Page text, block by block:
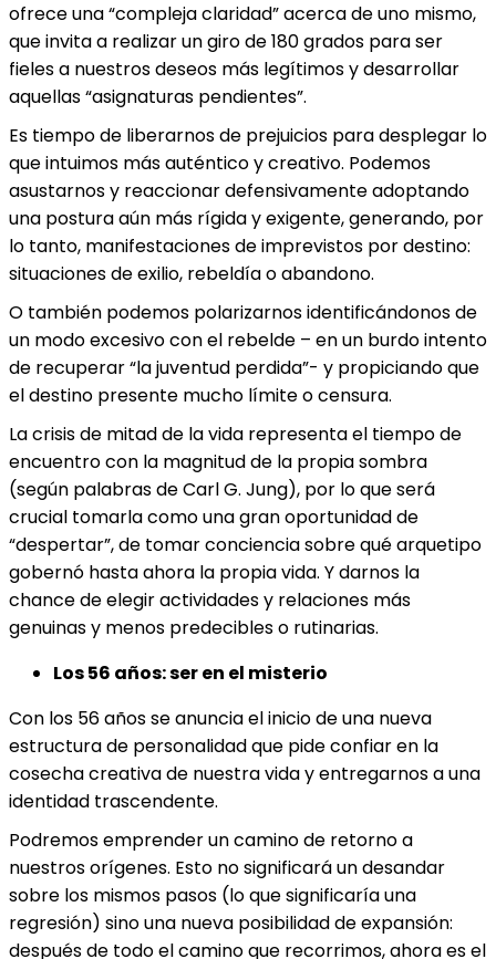
ofrece una “compleja claridad” acerca de uno mismo,
que invita a realizar un giro de 180 grados para ser
fieles a nuestros deseos más legítimos y desarrollar
aquellas “asignaturas pendientes”.
Es tiempo de liberarnos de prejuicios para desplegar lo
que intuimos más auténtico y creativo. Podemos
asustarnos y reaccionar defensivamente adoptando
una postura aún más rígida y exigente, generando, por
lo tanto, manifestaciones de imprevistos por destino:
situaciones de exilio, rebeldía o abandono.
O también podemos polarizarnos identificándonos de
un modo excesivo con el rebelde – en un burdo intento
de recuperar “la juventud perdida”- y propiciando que
el destino presente mucho límite o censura.
La crisis de mitad de la vida representa el tiempo de
encuentro con la magnitud de la propia sombra
(según palabras de Carl G. Jung), por lo que será
crucial tomarla como una gran oportunidad de
“despertar”, de tomar conciencia sobre qué arquetipo
gobernó hasta ahora la propia vida. Y darnos la
chance de elegir actividades y relaciones más
genuinas y menos predecibles o rutinarias.
Los 56 años: ser en el misterio
Con los 56 años se anuncia el inicio de una nueva
estructura de personalidad que pide confiar en la
cosecha creativa de nuestra vida y entregarnos a una
identidad trascendente.
Podremos emprender un camino de retorno a
nuestros orígenes. Esto no significará un desandar
sobre los mismos pasos (lo que significaría una
regresión) sino una nueva posibilidad de expansión:
después de todo el camino que recorrimos, ahora es el